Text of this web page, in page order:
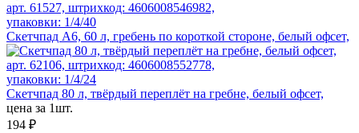
арт. 61527, штрихкод: 4606008546982,
упаковки: 1/4/40
Скетчпад А6, 60 л, гребень по короткой стороне, белый офсет,
арт. 62106, штрихкод: 4606008552778,
упаковки: 1/4/24
Скетчпад 80 л, твёрдый переплёт на гребне, белый офсет,
цена за 1шт.
194 ₽